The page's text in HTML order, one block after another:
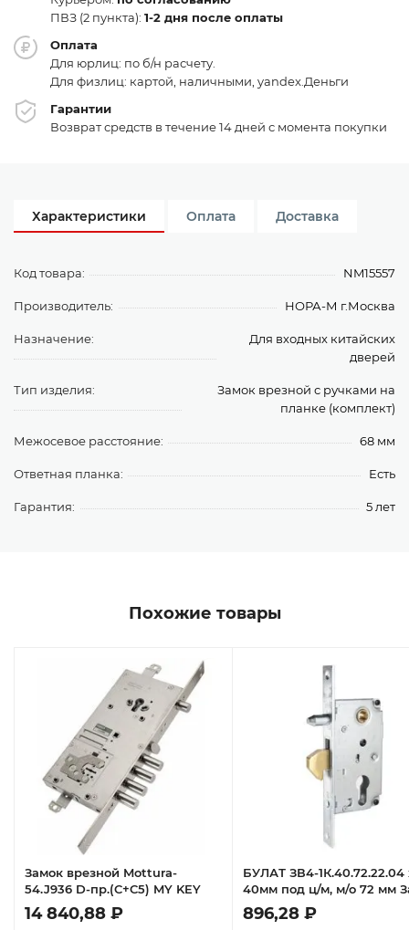
ПВЗ (2 пункта): 1-2 дня после оплаты
Оплата
Для юрлиц: по б/н расчету.
Для физлиц: картой, наличными, yandex.Деньги
Гарантии
Возврат средств в течение 14 дней с момента покупки
Характеристики Оплата Доставка
Код товара: NM15557
Производитель: НОРА-М г.Москва
Назначение:
Для входных китайских
дверей
Тип изделия:
Замок врезной с ручками на
планке (комплект)
Межосевое расстояние: 68 мм
Ответная планка: Есть
Гарантия: 5 лет
Похожие товары
Замок врезной Mottura-
54.J936 D-пр.(C+C5) MY KEY
14 840,88 ₽
БУЛАТ ЗВ4-1К.40.72.22.04
40мм под ц/м, м/о 72 мм
врезной ДЛЯ ОТКАТНЫХ
ВОРОТ б/руч
896,28 ₽